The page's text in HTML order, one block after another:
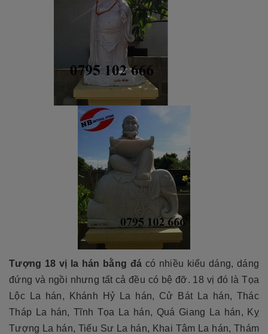
Tượng 18 vị la hán bằng đá có nhiều kiểu dáng, dáng
đứng và ngồi nhưng tất cả đều có bệ đỡ. 18 vị đó là Tọa
Lộc La hán, Khánh Hỷ La hán, Cử Bát La hán, Thác
Tháp La hán, Tĩnh Tọa La hán, Quá Giang La hán, Kỵ
Tượng La hán, Tiếu Sư La hán, Khai Tâm La hán, Thám